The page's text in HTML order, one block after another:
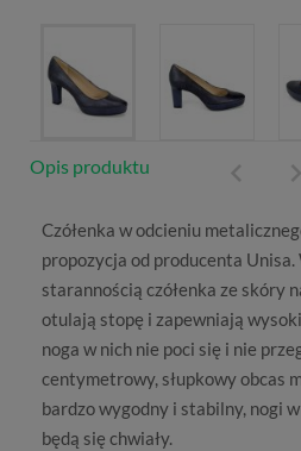
Opis produktu
Czółenka w odcieniu
propozycja od producenta Unisa.
starannością czółenka ze skóry
otulają stopę i zapewniają
noga w nich nie poci się i nie
centymetrowy, słupkowy obcas
bardzo wygodny i stabilny, nogi
będą się chwiały.